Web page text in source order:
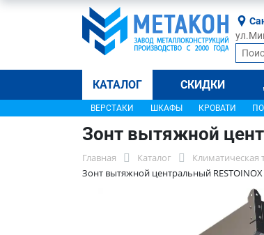
КАТАЛОГ СКИДКИ
ВЕРСТАКИ ШКАФЫ КРОВАТИ
Зонт вытяжной
Главная Каталог Климатическая
Зонт вытяжной центральный